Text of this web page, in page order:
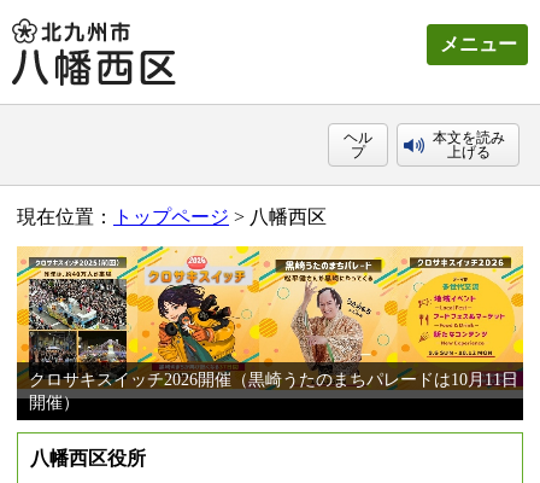
メニュー
ヘル
プ
本文を読み
上げる
現在位置： トップページ > 八幡西区
クロサキスイッチ2026開催（黒崎うたのまちパレードは10月11日
開催）
八幡西区役所